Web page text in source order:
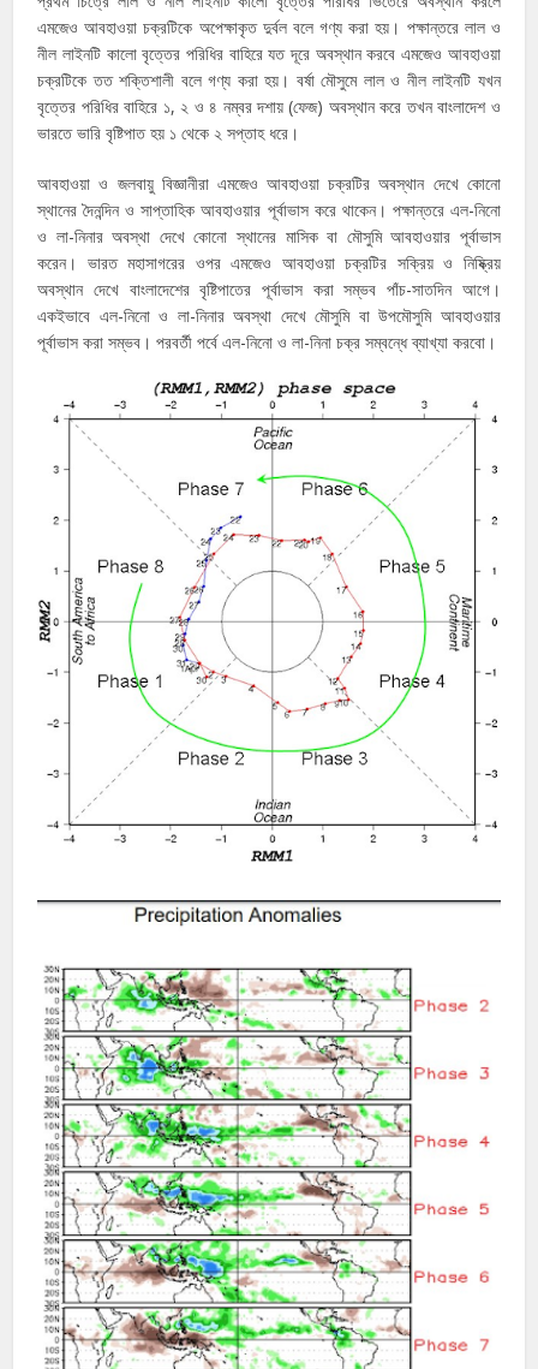
এমজেও আবহাওয়া চক্রটিকে অপেক্ষাকৃত দুর্বল বলে গণ্য করা হয়। পক্ষান্তরে লাল ও
নীল লাইনটি কালো বৃত্তের পরিধির বাহিরে যত দূরে অবস্থান করবে এমজেও আবহাওয়া
চক্রটিকে তত শক্তিশালী বলে গণ্য করা হয়। বর্ষা মৌসুমে লাল ও নীল লাইনটি যখন
বৃত্তের পরিধির বাহিরে ১, ২ ও ৪ নম্বর দশায় (ফেজ) অবস্থান করে তখন বাংলাদেশ ও
ভারতে ভারি বৃষ্টিপাত হয় ১ থেকে ২ সপ্তাহ ধরে।
আবহাওয়া ও জলবায়ু বিজ্ঞানীরা এমজেও আবহাওয়া চক্রটির অবস্থান দেখে কোনো
স্থানের দৈনন্দিন ও সাপ্তাহিক আবহাওয়ার পূর্বাভাস করে থাকেন। পক্ষান্তরে এল-নিনো
ও লা-নিনার অবস্থা দেখে কোনো স্থানের মাসিক বা মৌসুমি আবহাওয়ার পূর্বাভাস
করেন। ভারত মহাসাগরের ওপর এমজেও আবহাওয়া চক্রটির সক্রিয় ও নিষ্ক্রিয়
অবস্থান দেখে বাংলাদেশের বৃষ্টিপাতের পূর্বাভাস করা সম্ভব পাঁচ-সাতদিন আগে।
একইভাবে এল-নিনো ও লা-নিনার অবস্থা দেখে মৌসুমি বা উপমৌসুমি আবহাওয়ার
পূর্বাভাস করা সম্ভব। পরবর্তী পর্বে এল-নিনো ও লা-নিনা চক্র সম্বন্ধে ব্যাখ্যা করবো।